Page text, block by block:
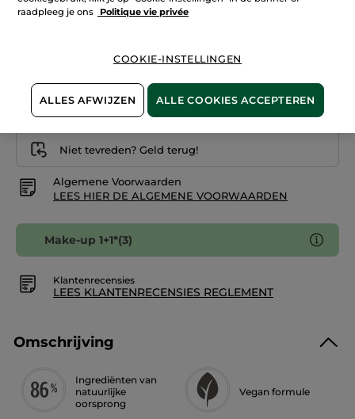
Bezorging vanaf
12/08
Niet tevreden? Geld terug!
Algemene Voorwaarden
LEES HIER DE ALGEMENE VOORWAARDEN
Make-up 1+1*(3)
Klantenrecensies
LEES KLANTENRECENSIES REGLEMENT
Omschrijving
Ingrediënten van
natuurlijke
oorsprong
Vegan formule
raadpleeg je ons
Politique vie privée
COOKIE-INSTELLINGEN
ALLES AFWIJZEN ALLE COOKIES ACCEPTEREN